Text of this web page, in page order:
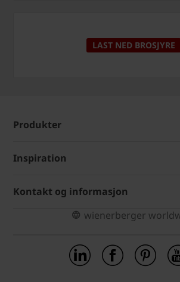
LAST NED BROSJYRE
Produkter
Inspiration
Kontakt og informasjon
wienerberger